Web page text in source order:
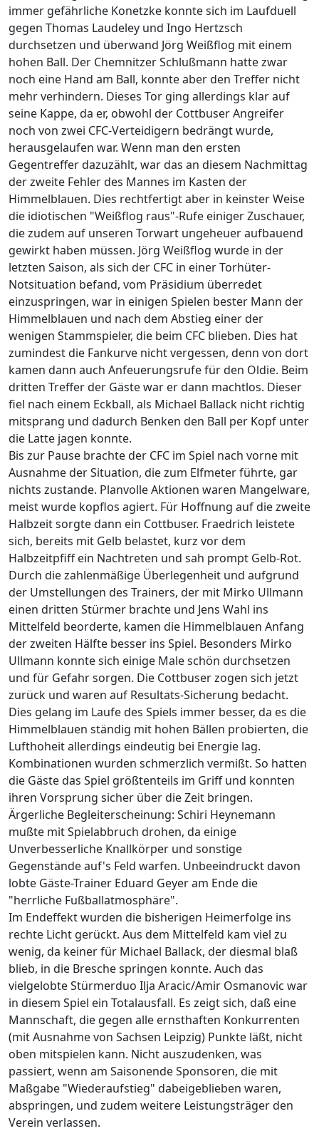
immer gefährliche Konetzke konnte sich im Laufduell
gegen Thomas Laudeley und Ingo Hertzsch
durchsetzen und überwand Jörg Weißflog mit einem
hohen Ball. Der Chemnitzer Schlußmann hatte zwar
noch eine Hand am Ball, konnte aber den Treffer nicht
mehr verhindern. Dieses Tor ging allerdings klar auf
seine Kappe, da er, obwohl der Cottbuser Angreifer
noch von zwei CFC-Verteidigern bedrängt wurde,
herausgelaufen war. Wenn man den ersten
Gegentreffer dazuzählt, war das an diesem Nachmittag
der zweite Fehler des Mannes im Kasten der
Himmelblauen. Dies rechtfertigt aber in keinster Weise
die idiotischen "Weißflog raus"-Rufe einiger Zuschauer,
die zudem auf unseren Torwart ungeheuer aufbauend
gewirkt haben müssen. Jörg Weißflog wurde in der
letzten Saison, als sich der CFC in einer Torhüter-
Notsituation befand, vom Präsidium überredet
einzuspringen, war in einigen Spielen bester Mann der
Himmelblauen und nach dem Abstieg einer der
wenigen Stammspieler, die beim CFC blieben. Dies hat
zumindest die Fankurve nicht vergessen, denn von dort
kamen dann auch Anfeuerungsrufe für den Oldie. Beim
dritten Treffer der Gäste war er dann machtlos. Dieser
fiel nach einem Eckball, als Michael Ballack nicht richtig
mitsprang und dadurch Benken den Ball per Kopf unter
die Latte jagen konnte.
Bis zur Pause brachte der CFC im Spiel nach vorne mit
Ausnahme der Situation, die zum Elfmeter führte, gar
nichts zustande. Planvolle Aktionen waren Mangelware,
meist wurde kopflos agiert. Für Hoffnung auf die zweite
Halbzeit sorgte dann ein Cottbuser. Fraedrich leistete
sich, bereits mit Gelb belastet, kurz vor dem
Halbzeitpfiff ein Nachtreten und sah prompt Gelb-Rot.
Durch die zahlenmäßige Überlegenheit und aufgrund
der Umstellungen des Trainers, der mit Mirko Ullmann
einen dritten Stürmer brachte und Jens Wahl ins
Mittelfeld beorderte, kamen die Himmelblauen Anfang
der zweiten Hälfte besser ins Spiel. Besonders Mirko
Ullmann konnte sich einige Male schön durchsetzen
und für Gefahr sorgen. Die Cottbuser zogen sich jetzt
zurück und waren auf Resultats-Sicherung bedacht.
Dies gelang im Laufe des Spiels immer besser, da es die
Himmelblauen ständig mit hohen Bällen probierten, die
Lufthoheit allerdings eindeutig bei Energie lag.
Kombinationen wurden schmerzlich vermißt. So hatten
die Gäste das Spiel größtenteils im Griff und konnten
ihren Vorsprung sicher über die Zeit bringen.
Ärgerliche Begleiterscheinung: Schiri Heynemann
mußte mit Spielabbruch drohen, da einige
Unverbesserliche Knallkörper und sonstige
Gegenstände auf's Feld warfen. Unbeeindruckt davon
lobte Gäste-Trainer Eduard Geyer am Ende die
"herrliche Fußballatmosphäre".
Im Endeffekt wurden die bisherigen Heimerfolge ins
rechte Licht gerückt. Aus dem Mittelfeld kam viel zu
wenig, da keiner für Michael Ballack, der diesmal blaß
blieb, in die Bresche springen konnte. Auch das
vielgelobte Stürmerduo Ilja Aracic/Amir Osmanovic war
in diesem Spiel ein Totalausfall. Es zeigt sich, daß eine
Mannschaft, die gegen alle ernsthaften Konkurrenten
(mit Ausnahme von Sachsen Leipzig) Punkte läßt, nicht
oben mitspielen kann. Nicht auszudenken, was
passiert, wenn am Saisonende Sponsoren, die mit
Maßgabe "Wiederaufstieg" dabeigeblieben waren,
abspringen, und zudem weitere Leistungsträger den
Verein verlassen.